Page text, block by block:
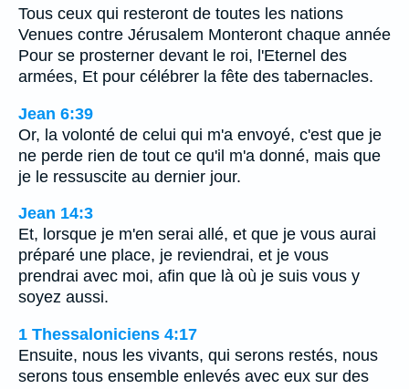
Tous ceux qui resteront de toutes les nations
Venues contre Jérusalem Monteront chaque année
Pour se prosterner devant le roi, l'Eternel des
armées, Et pour célébrer la fête des tabernacles.
Jean 6:39
Or, la volonté de celui qui m'a envoyé, c'est que je
ne perde rien de tout ce qu'il m'a donné, mais que
je le ressuscite au dernier jour.
Jean 14:3
Et, lorsque je m'en serai allé, et que je vous aurai
préparé une place, je reviendrai, et je vous
prendrai avec moi, afin que là où je suis vous y
soyez aussi.
1 Thessaloniciens 4:17
Ensuite, nous les vivants, qui serons restés, nous
serons tous ensemble enlevés avec eux sur des